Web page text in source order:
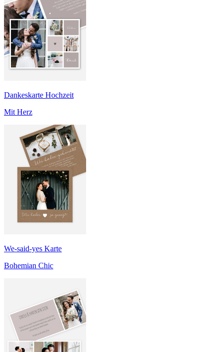
Dankeskarte Hochzeit
Mit Herz
We-said-yes Karte
Bohemian Chic